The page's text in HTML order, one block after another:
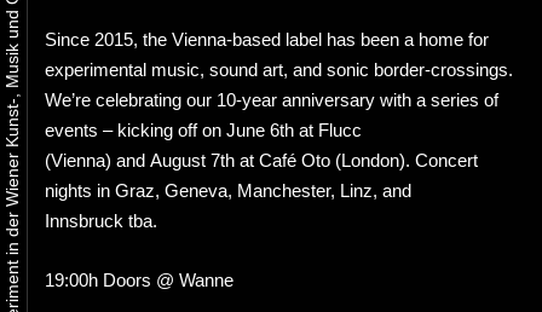
Since 2015, the Vienna-based label has been a home for
experimental music, sound art, and sonic border-crossings.
We’re celebrating our 10-year anniversary with a series of
events – kicking off on June 6th at Flucc
(Vienna) and August 7th at Café Oto (London). Concert
nights in Graz, Geneva, Manchester, Linz, and
Innsbruck tba.
19:00h Doors @ Wanne